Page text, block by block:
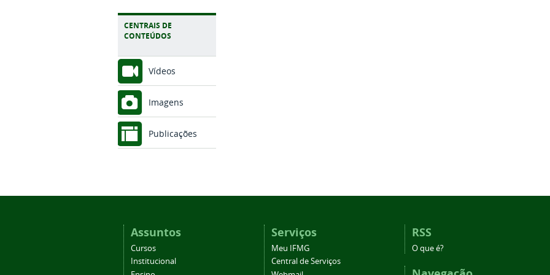
CENTRAIS DE
CONTEÚDOS
Vídeos
Imagens
Publicações
Assuntos
Cursos
Institucional
Serviços
Meu IFMG
Central de Serviços
RSS
O que é?